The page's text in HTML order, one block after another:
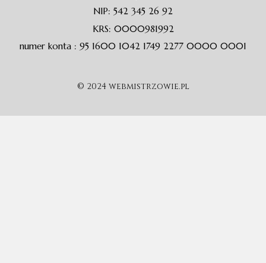
NIP: 542 345 26 92
KRS: 0000981992
numer konta : 95 1600 1042 1749 2277 0000 0001
© 2024 webmistrzowie.pl